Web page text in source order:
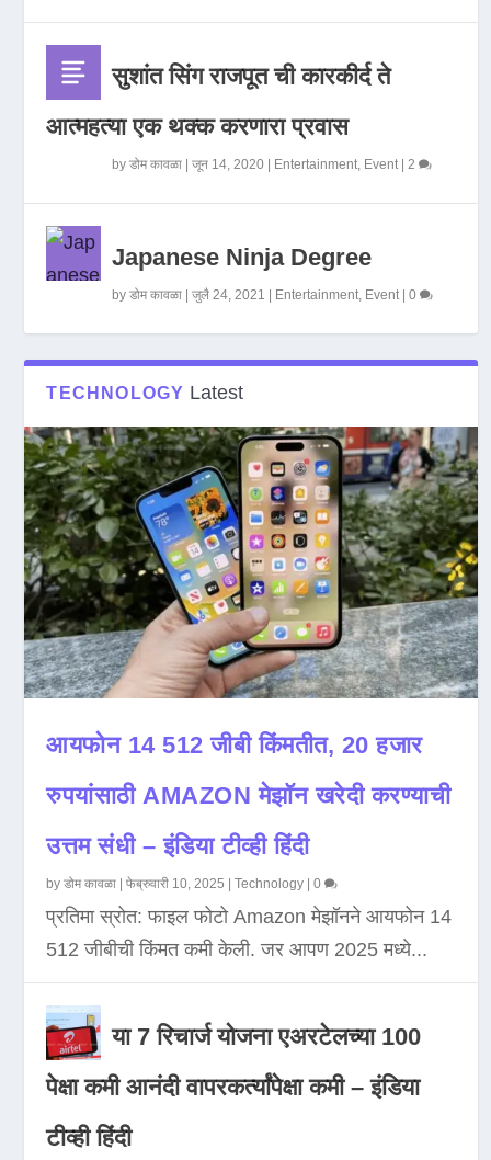
सुशांत सिंग राजपूत ची कारकीर्द ते
आत्महत्या एक थक्क करणारा प्रवास
byडोम कावळा |जून 14, 2020 Entertainment, Event|2
Japanese Ninja Degree
byडोम कावळा |जुलै 24, 2021 Entertainment, Event|0
TECHNOLOGY Latest
आयफोन 14 512 जीबी किंमतीत, 20 हजार
रुपयांसाठी AMAZON मेझॉन खरेदी करण्याची
उत्तम संधी – इंडिया टीव्ही हिंदी
byडोम कावळा |फेब्रुवारी 10, 2025 |Technology |0
प्रतिमा स्रोत: फाइल फोटो Amazon मेझॉनने आयफोन 14
512 जीबीची किंमत कमी केली. जर आपण 2025 मध्ये...
या 7 रिचार्ज योजना एअरटेलच्या 100
पेक्षा कमी आनंदी वापरकर्त्यांपेक्षा कमी – इंडिया
टीव्ही हिंदी